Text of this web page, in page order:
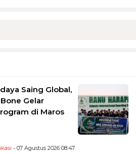
Saing Global,
Gelar
di Maros
- 07 Agustus 2026 08:47